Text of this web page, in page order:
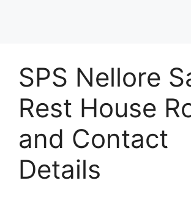
SPS Nellore
Rest House
and Contact
Details